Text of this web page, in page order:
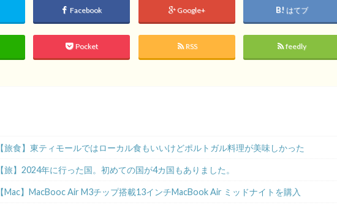
Facebook Google+ はてブ
Pocket RSS feedly
【旅食】東ティモールではローカル食もいいけどポルトガル料理が美味しかった
【旅】2024年に行った国。初めての国が4カ国もありました。
【Mac】MacBooc Air M3チップ搭載13インチMacBook Air ミッドナイトを購入